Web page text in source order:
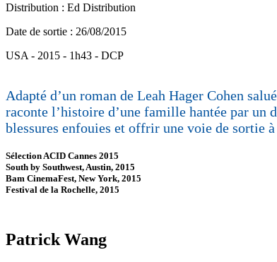
Distribution : Ed Distribution
Date de sortie : 26/08/2015
USA - 2015 - 1h43 - DCP
Adapté d’un roman de Leah Hager Cohen
raconte l’histoire d’une famille hantée par un
blessures enfouies et offrir une voie de sortie
Sélection ACID Cannes 2015
South by Southwest, Austin, 2015
Bam CinemaFest, New York, 2015
Festival de la Rochelle, 2015
Patrick Wang